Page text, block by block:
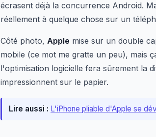
écrasent déjà la concurrence Android.
réellement à quelque chose sur un
Côté photo, Apple mise sur un double
mobile (ce mot me gratte un peu), mais
l'optimisation logicielle fera sûrement la
impressionnent sur le papier.
Lire aussi : L'iPhone pliable d'Apple se